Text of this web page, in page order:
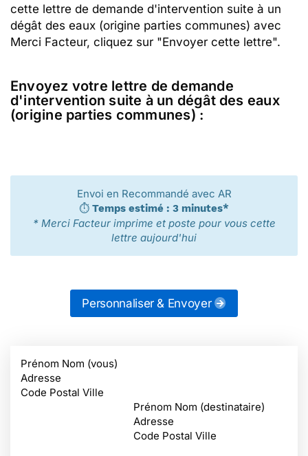
cette lettre de demande d'intervention suite à un
dégât des eaux (origine parties communes) avec
Merci Facteur, cliquez sur "Envoyer cette lettre".
Envoyez votre lettre de demande
d'intervention suite à un dégât des eaux
(origine parties communes) :
Envoi en Recommandé avec AR
⏱️ Temps estimé : 3 minutes*
* Merci Facteur imprime et poste pour vous cette
lettre aujourd'hui
Personnaliser & Envoyer
Prénom Nom (vous)
Adresse
Code Postal Ville
Prénom Nom (destinataire)
Adresse
Code Postal Ville